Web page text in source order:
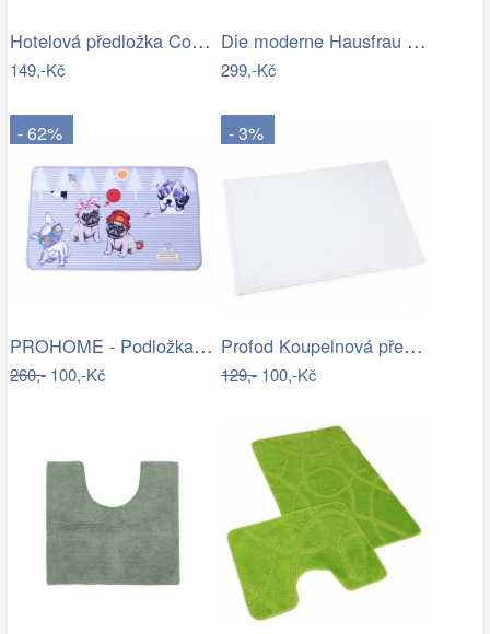
Hotelová předložka Comfort krémová 750g…
149,-Kč
Die moderne Hausfrau Koupelnová…
299,-Kč
- 62%
PROHOME - Podložka 80x50cm Pes
260,-100,-Kč
- 3%
Profod Koupelnová předložka 2S bílá…
129,-100,-Kč